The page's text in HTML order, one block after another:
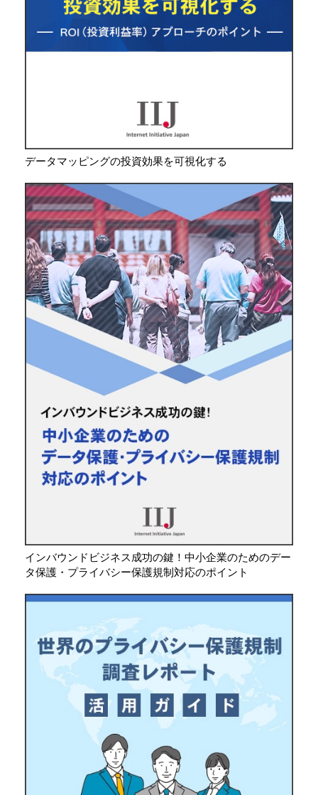
データマッピングの投資効果を可視化する
インバウンドビジネス成功の鍵！中小企業のためのデー
タ保護・プライバシー保護規制対応のポイント